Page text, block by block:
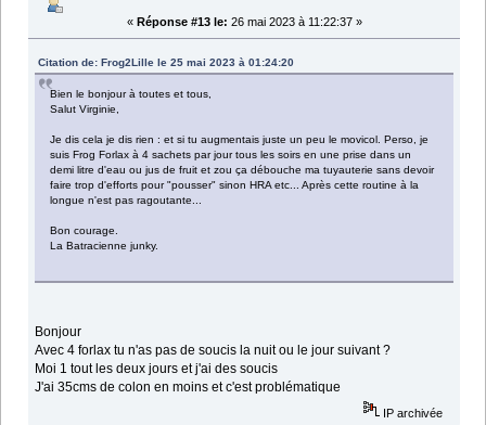
« Réponse #13 le: 26 mai 2023 à 11:22:37 »
Citation de: Frog2Lille le 25 mai 2023 à 01:24:20
Bien le bonjour à toutes et tous,
Salut Virginie,
Je dis cela je dis rien : et si tu augmentais juste un peu le movicol. Perso, je
suis Frog Forlax à 4 sachets par jour tous les soirs en une prise dans un
demi litre d'eau ou jus de fruit et zou ça débouche ma tuyauterie sans devoir
faire trop d'efforts pour "pousser" sinon HRA etc... Après cette routine à la
longue n'est pas ragoutante...
Bon courage.
La Batracienne junky.
Bonjour
Avec 4 forlax tu n'as pas de soucis la nuit ou le jour suivant ?
Moi 1 tout les deux jours et j'ai des soucis
J'ai 35cms de colon en moins et c'est problématique
IP archivée